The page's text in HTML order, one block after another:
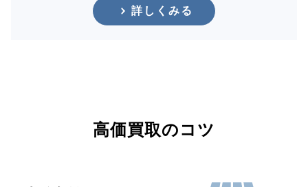
詳しくみる
高価買取のコツ